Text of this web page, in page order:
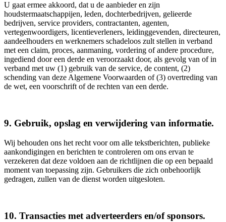
U gaat ermee akkoord, dat u de aanbieder en zijn
houdstermaatschappijen, leden, dochterbedrijven, gelieerde
bedrijven, service providers, contractanten, agenten,
vertegenwoordigers, licentieverleners, leidinggevenden, directeuren,
aandeelhouders en werknemers schadeloos zult stellen in verband
met een claim, proces, aanmaning, vordering of andere procedure,
ingediend door een derde en veroorzaakt door, als gevolg van of in
verband met uw (1) gebruik van de service, de content, (2)
schending van deze Algemene Voorwaarden of (3) overtreding van
de wet, een voorschrift of de rechten van een derde.
9. Gebruik, opslag en verwijdering van informatie.
Wij behouden ons het recht voor om alle tekstberichten, publieke
aankondigingen en berichten te controleren om ons ervan te
verzekeren dat deze voldoen aan de richtlijnen die op een bepaald
moment van toepassing zijn. Gebruikers die zich onbehoorlijk
gedragen, zullen van de dienst worden uitgesloten.
10. Transacties met adverteerders en/of sponsors.